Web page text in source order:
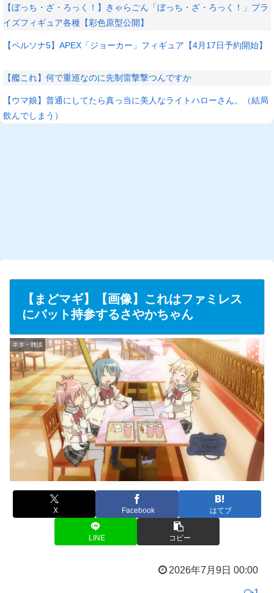
【ぼっち・ざ・ろっく！】きゃらごん「ぼっち・ざ・ろっく！」プラ
イズフィギュア各種【彩色原型公開】
【ペルソナ5】APEX「ジョーカー」フィギュア【4月17日予約開始】
【艦これ】何で重巡なのに先制雷撃撃つんですか
【ウマ娘】普通にしてたら真っ当に美人なライトハローさん。（結局
飲んでしまう）
【まどマギ】【画像】これはファミレス
にバット持参するさやかちゃん
ネタ・雑談
X Facebook はてブ
LINE コピー
2026年7月9日 00:00